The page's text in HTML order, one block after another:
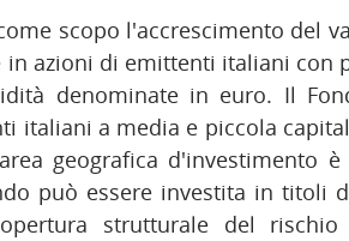
scopo l'accrescimento del
azioni di emittenti italiani con
denominate in euro. Il
italiani a media e piccola
geografica d'investimento
può essere investita in titoli
strutturale del